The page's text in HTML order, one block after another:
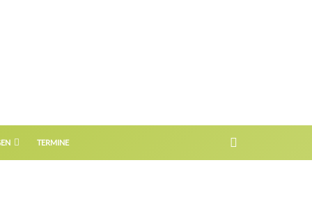
TERMINE